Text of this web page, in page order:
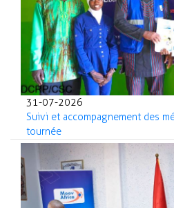
31-07-2026
Suivi et accompagnement des
tournée